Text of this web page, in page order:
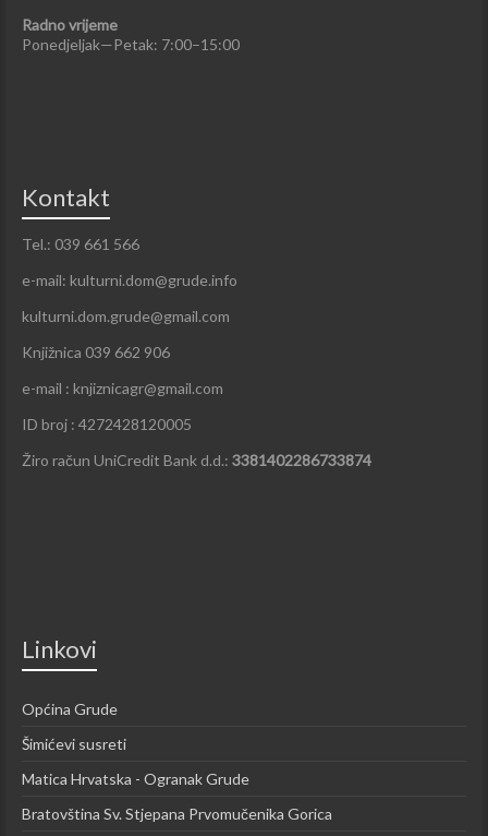
Radno vrijeme
Ponedjeljak—Petak: 7:00–15:00
Kontakt
Tel.: 039 661 566
e-mail: kulturni.dom@grude.info
kulturni.dom.grude@gmail.com
Knjižnica 039 662 906
e-mail : knjiznicagr@gmail.com
ID broj : 4272428120005
Žiro račun UniCredit Bank d.d.: 3381402286733874
Linkovi
Općina Grude
Šimićevi susreti
Matica Hrvatska - Ogranak Grude
Bratovština Sv. Stjepana Prvomučenika Gorica